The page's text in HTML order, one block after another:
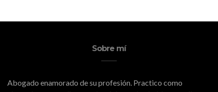
Sobre mí
Abogado enamorado de su profesión. Practico como